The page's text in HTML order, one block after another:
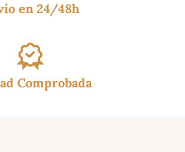
en 24/48h
Comprobada